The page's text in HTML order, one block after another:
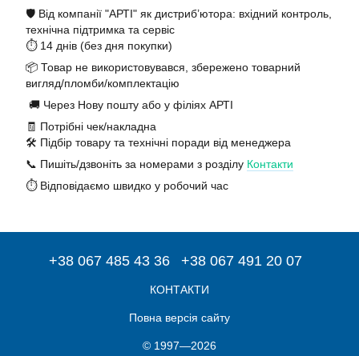
🛡️ Від компанії "АРТІ" як дистриб’ютора: вхідний контроль,
технічна підтримка та сервіс
⏱️ 14 днів (без дня покупки)
📦 Товар не використовувався, збережено товарний
вигляд/пломби/комплектацію
🚚 Через Нову пошту або у філіях АРТІ
🧾 Потрібні чек/накладна
🛠️ Підбір товару та технічні поради від менеджера
📞 Пишіть/дзвоніть за номерами з розділу Контакти
⏱️ Відповідаємо швидко у робочий час
+38 067 485 43 36 +38 067 491 20 07
КОНТАКТИ
Повна версія сайту
© 1997—2026